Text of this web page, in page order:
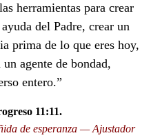
herramientas para crear
del Padre, crear un
prima de lo que eres hoy,
agente de bondad,
entero.”
11:11.
de esperanza — Ajustador